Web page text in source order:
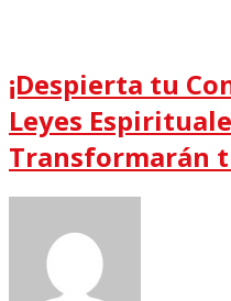
¡Despierta tu
Leyes
Transformarán